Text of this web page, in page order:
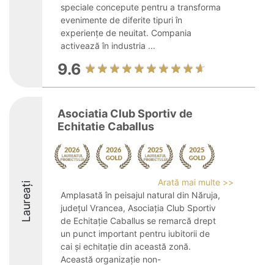
speciale concepute pentru a transforma
evenimente de diferite tipuri în
experiențe de neuitat. Compania
activează în industria ...
9.6
Laureați
Asociatia Club Sportiv de
Echitatie Caballus
Arată mai multe >>
Amplasată în peisajul natural din Năruja,
județul Vrancea, Asociația Club Sportiv
de Echitație Caballus se remarcă drept
un punct important pentru iubitorii de
cai și echitație din această zonă.
Această organizație non-